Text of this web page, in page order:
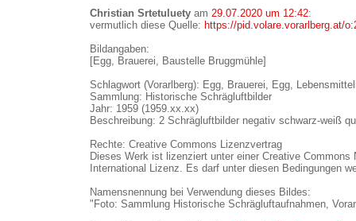
Christian Srtetuluety am 29.07.2020 um 12:42:
vermutlich diese Quelle: https://pid.volare.vorarlberg.at/
Bildangaben:
[Egg, Brauerei, Baustelle Bruggmühle]
Schlagwort (Vorarlberg): Egg, Brauerei, Egg,
Sammlung: Historische Schrägluftbilder
Jahr: 1959 (1959.xx.xx)
Beschreibung: 2 Schrägluftbilder negativ schwarz-weiß
Rechte: Creative Commons Lizenzvertrag
Dieses Werk ist lizenziert unter einer Creative Commons
International Lizenz. Es darf unter diesen Bedingungen
Namensnennung bei Verwendung dieses Bildes:
"Foto: Sammlung Historische Schrägluftaufnahmen,